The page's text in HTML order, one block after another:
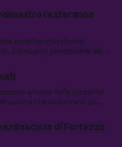
in sicurezza la coalizione, e
religione degli agenti IA
resteranno
scoprire cosa diceva
il presunto prestanome del
chiederà 36 miliardi di
e Grokipedia è già stata
arrivare nelle prossime
che descrivono gli
il boom dei carburanti
center sono stati arrestati
di Fortezza